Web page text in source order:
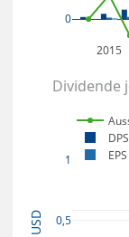
2015
0
Dividende
0,5
1
DPS
EPS
USD